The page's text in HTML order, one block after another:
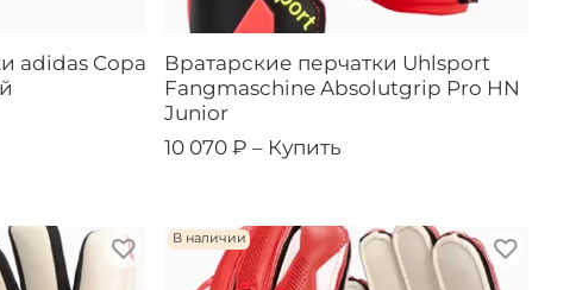
adidas Copa
Вратарские перчатки Uhlsport
Fangmaschine Absolutgrip Pro HN
Junior
10 070 ₽ – Купить
В наличии